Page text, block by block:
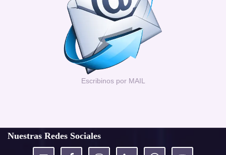
Escribinos por MAIL
Nuestras Redes Sociales